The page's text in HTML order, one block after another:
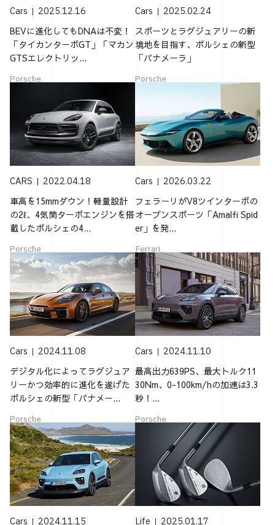
Cars 2025.12.16
BEVに進化してもDNAは不変！
「タイカンターボGT」「マカン
GTSエレクトリッ...
Porsche
Cars 2025.02.24
スポーツとラグジュアリーの新
境地を目指す、ポルシェの新型
「パナメーラ」
Porsche
CARS 2022.04.18
車高を15mmダウン！軽量設計
の2ℓ、4気筒ターボエンジンを搭
載したポルシェの4...
Porsche
Cars 2026.03.22
フェラーリがV8ツインターボの
オープンスポーツ「Amalfi Spid
er」を発...
Ferrari
Cars 2024.11.08
デジタル化によってラグジュア
リーかつ効率的に進化を遂げた
ポルシェの新型「パナメー...
Porsche
Cars 2024.11.10
最高出力639PS、最大トルク11
30Nm、0-100km/hの加速は3.3
秒！...
Porsche
Cars 2024.11.15 Life 2025.01.17